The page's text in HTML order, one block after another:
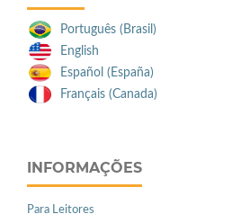
Português (Brasil)
English
Español (España)
Français (Canada)
INFORMAÇÕES
Para Leitores